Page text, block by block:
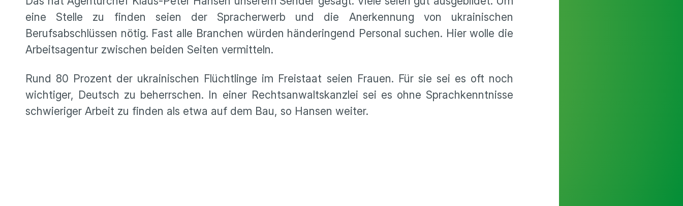
eine Stelle zu finden seien der Spracherwerb und die Anerkennung von ukrainischen
Berufsabschlüssen nötig. Fast alle Branchen würden händeringend Personal suchen. Hier wolle die
Arbeitsagentur zwischen beiden Seiten vermitteln.
Rund 80 Prozent der ukrainischen Flüchtlinge im Freistaat seien Frauen. Für sie sei es oft noch
wichtiger, Deutsch zu beherrschen. In einer Rechtsanwaltskanzlei sei es ohne Sprachkenntnisse
schwieriger Arbeit zu finden als etwa auf dem Bau, so Hansen weiter.